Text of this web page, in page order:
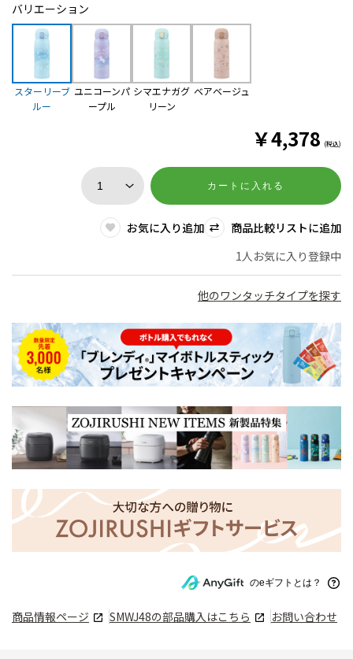
バリエーション
スターリーブ
ルー
ユニコーンパ
ープル
シマエナガグ
リーン
ベアベージュ
￥4,378 (税込)
カートに入れる
お気に入り追加
商品比較リストに追加
1人お気に入り登録中
他のワンタッチタイプを探す
のeギフトとは？
商品情報ページ SMWJ48の部品購入はこちら お問い合わせ